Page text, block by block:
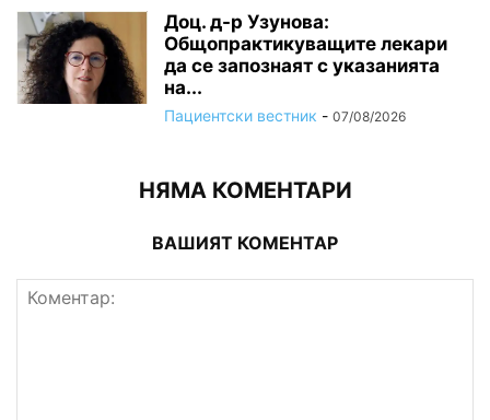
Доц. д-р Узунова:
Общопрактикуващите лекари
да се запознаят с указанията
на...
Пациентски вестник - 07/08/2026
НЯМА КОМЕНТАРИ
ВАШИЯТ КОМЕНТАР